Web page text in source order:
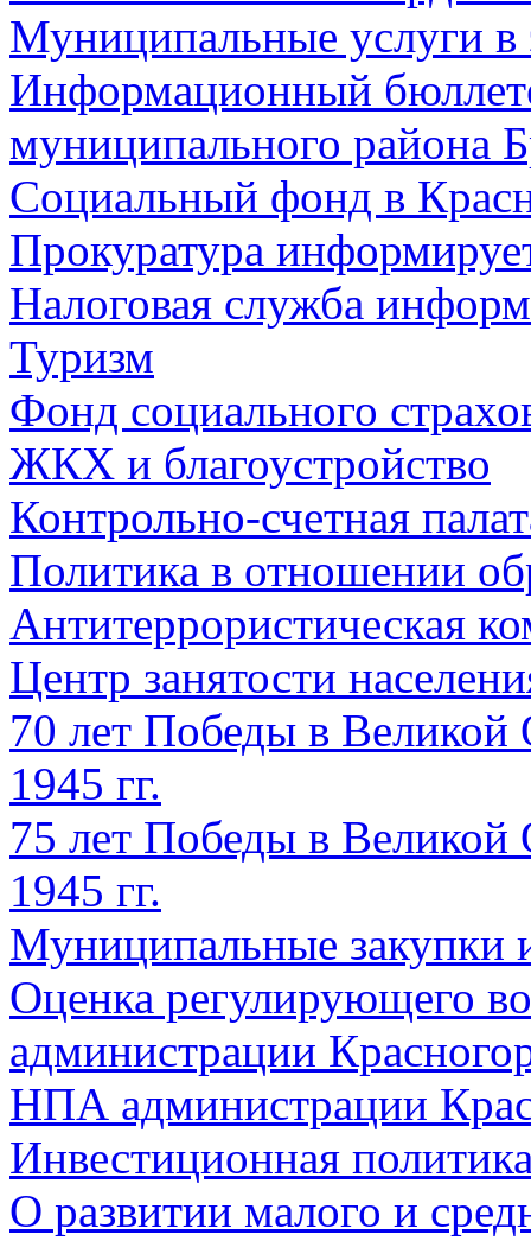
Муниципальные услуги в
Информационный
муниципального района
Социальный фонд в
Прокуратура
Налоговая служба
Туризм
Фонд социального
ЖКХ и благоустройство
Контрольно-счетная
Политика в отношении
Антитеррористическая
Центр занятости
70 лет Победы в Великой
1945 гг.
75 лет Победы в Великой
1945 гг.
Муниципальные закупки
Оценка регулирующего
администрации
НПА администрации
Инвестиционная
О развитии малого и